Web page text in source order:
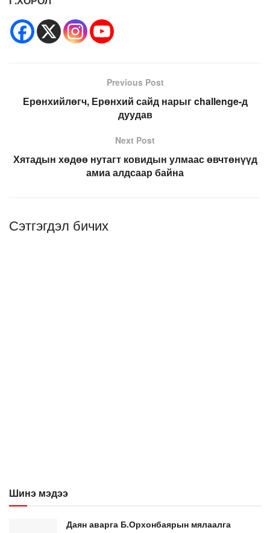
Previous Post
Ерөнхийлөгч, Ерөнхий сайд нарыг challenge-д
дуудав
Next Post
Хятадын хөдөө нутагт ковидын улмаас өвчтөнүүд
амиа алдсаар байна
Сэтгэгдэл бичих
Шинэ мэдээ
Даян аварга Б.Орхонбаярын мялаалга